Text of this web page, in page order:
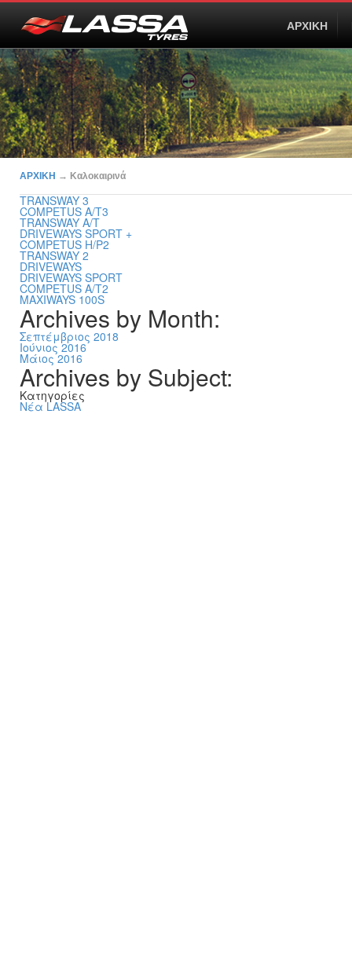
ΑΡΧΙΚΗ
ΑΡΧΙΚΗ → Καλοκαιρινά
TRANSWAY 3
COMPETUS A/T3
TRANSWAY A/T
DRIVEWAYS SPORT +
COMPETUS H/P2
TRANSWAY 2
DRIVEWAYS
DRIVEWAYS SPORT
COMPETUS A/T2
MAXIWAYS 100S
Archives by Month:
Σεπτέμβριος 2018
Ιούνιος 2016
Μάιος 2016
Archives by Subject:
Kατηγορίες
Νέα LASSA